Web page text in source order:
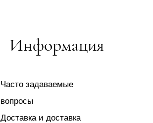
Информация
Часто задаваемые
вопросы
Доставка и доставка